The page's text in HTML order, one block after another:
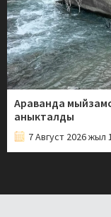
Араванда
аныкталды
7 Август 2026 жыл